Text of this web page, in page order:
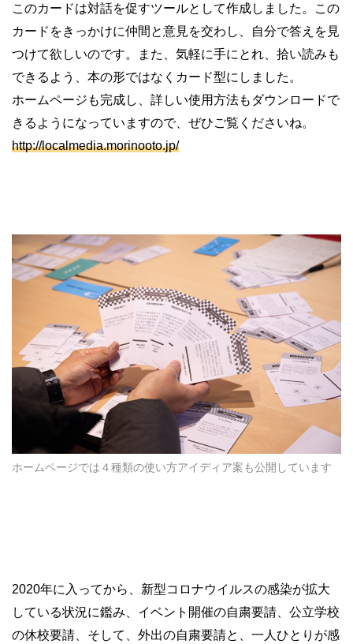
このカードは対話を促すツールとして作成しました。この
カードをきっかけに仲間と意見を交わし、自分で答えを見
つけて欲しいのです。また、気軽に手にとれ、拾い読みも
できるよう、本の形ではなくカード型にしました。
ホームページも完成し、詳しい使用方法もダウンロードで
きるようになっていますので、ぜひご覧くださいね。
http://localmedia.morinooto.jp/
ホームページでは４種類の使い方アイディア案も公開しています
2020年に入ってから、新型コロナウイルスの感染が拡大
している状況に鑑み、イベント開催の自粛要請、公立学校
の休校要請、そして、外出の自粛要請と、一人ひとりが感